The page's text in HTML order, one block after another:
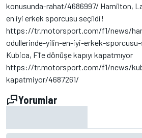
konusunda-rahat/4686997/ Hamilton,
en iyi erkek sporcusu seçildi!
https://tr.motorsport.com/f1/news/
odullerinde-yilin-en-iyi-erkek-
Kubica, F1'e dönüşe kapıyı kapatmıyor
https://tr.motorsport.com/f1/news/
kapatmiyor/4687261/
Yorumlar